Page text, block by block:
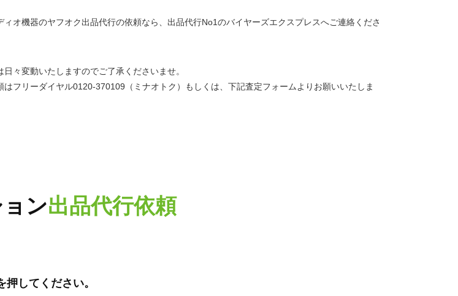
ィオ機器のヤフオク出品代行の依頼なら、出品代行No1のバイヤーズエクスプレスへご連絡くださ
日々変動いたしますのでご了承くださいませ。
はフリーダイヤル0120-370109（ミナオトク）もしくは、下記査定フォームよりお願いいたしま
ン出品代行依頼
してください。